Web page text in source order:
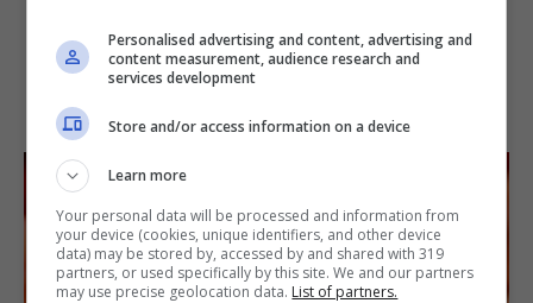
Personalised advertising and content, advertising and
content measurement, audience research and
services development
Store and/or access information on a device
Learn more
Your personal data will be processed and information from
your device (cookies, unique identifiers, and other device
data) may be stored by, accessed by and shared with 319
partners, or used specifically by this site. We and our partners
may use precise geolocation data. List of partners.